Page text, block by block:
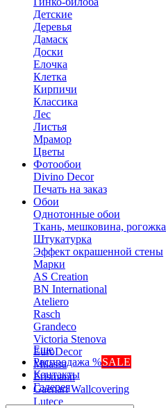
Детские
Деревья
Дамаск
Доски
Елочка
Клетка
Кирпичи
Классика
Лес
Листья
Мрамор
Цветы
Фотообои
Divino Decor
Печать на заказ
Обои
Однотонные обои
Ткань, мешковина, рогожка
Штукатурка
Эффект окрашенной стены
Марки
AS Creation
BN International
Ateliero
Rasch
Grandeco
Victoria Stenova
EuroDecor
Milassa
Erismann
Gaenari Wallcovering
Lutece
Еще
Распродажа %SALE
Контакты
Галерея